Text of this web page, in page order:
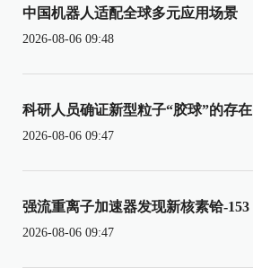
中国机器人适配全球多元应用场景
2026-08-06 09:48
科研人员确证新型粒子“胶球”的存在
2026-08-06 09:47
强流重离子加速器发现新核素铪-153
2026-08-06 09:47